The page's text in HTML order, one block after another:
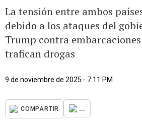
La tensión entre ambos
debido a los ataques del
Trump contra
trafican drogas
9 de noviembre de 2025 - 7:11 PM
COMPARTIR ...